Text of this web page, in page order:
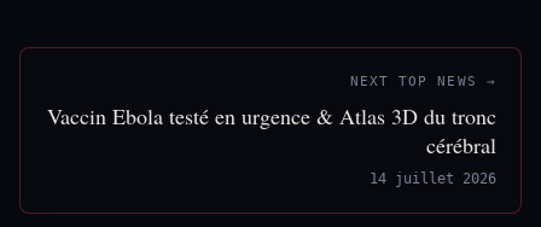
NEXT TOP NEWS →
Vaccin Ebola testé en urgence & Atlas 3D du tronc
cérébral
14 juillet 2026